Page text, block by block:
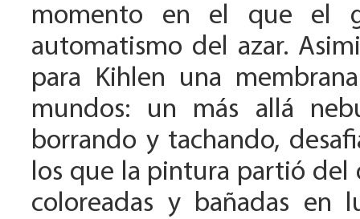
momento en el que el
automatismo del azar.
para Kihlen una
mundos: un más allá
borrando y tachando,
los que la pintura partió del
coloreadas y bañadas en